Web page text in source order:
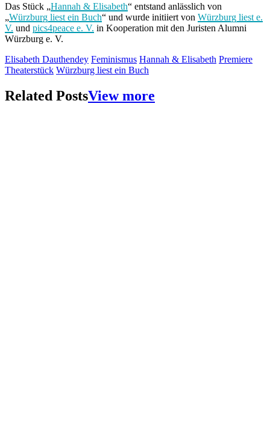
Das Stück „Hannah & Elisabeth“ entstand anlässlich von
„Würzburg liest ein Buch“ und wurde initiiert von Würzburg liest e.
V. und pics4peace e. V. in Kooperation mit den Juristen Alumni
Würzburg e. V.
Elisabeth Dauthendey Feminismus Hannah & Elisabeth Premiere
Theaterstück Würzburg liest ein Buch
Related PostsView more